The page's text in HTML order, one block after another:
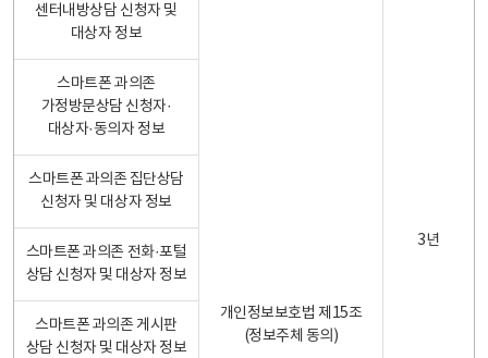
개인정보보호법 제15조
(정보주체 동의)
센터내방상담 신청자 및
대상자 정보
3년
스마트폰 과의존
가정방문상담 신청자·
대상자·동의자 정보
스마트폰 과의존 집단상담
신청자 및 대상자 정보
스마트폰 과의존 전화·포털
상담 신청자 및 대상자 정보
스마트폰 과의존 게시판
상담 신청자 및 대상자 정보